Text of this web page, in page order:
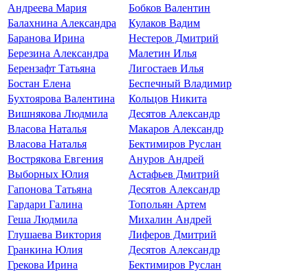
Андреева Мария
Бобков Валентин
Балахнина Александра
Кулаков Вадим
Баранова Ирина
Нестеров Дмитрий
Березина Александра
Малетин Илья
Берензафт Татьяна
Лигостаев Илья
Бостан Елена
Беспечный Владимир
Бухтоярова Валентина
Кольцов Никита
Вишнякова Людмила
Десятов Александр
Власова Наталья
Макаров Александр
Власова Наталья
Бектимиров Руслан
Вострякова Евгения
Ануров Андрей
Выборных Юлия
Астафьев Дмитрий
Гапонова Татьяна
Десятов Александр
Гардари Галина
Топольян Артем
Геша Людмила
Михалин Андрей
Глушаева Виктория
Лиферов Дмитрий
Гранкина Юлия
Десятов Александр
Грекова Ирина
Бектимиров Руслан